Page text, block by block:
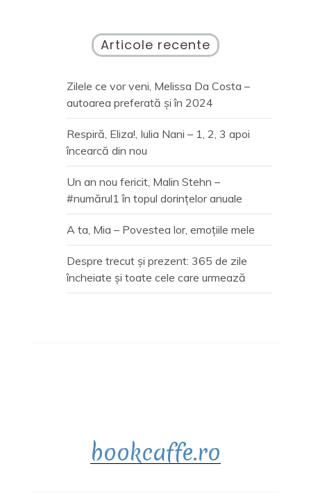
Articole recente
Zilele ce vor veni, Melissa Da Costa –
autoarea preferată și în 2024
Respiră, Eliza!, Iulia Nani – 1, 2, 3 apoi
încearcă din nou
Un an nou fericit, Malin Stehn –
#numărul1 în topul dorințelor anuale
A ta, Mia – Povestea lor, emoțiile mele
Despre trecut și prezent: 365 de zile
încheiate și toate cele care urmează
bookcaffe.ro